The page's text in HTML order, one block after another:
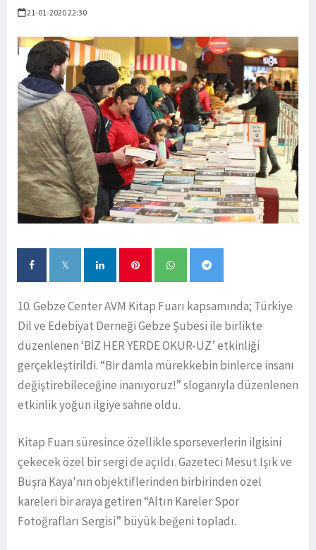
21-01-2020 22:30
10. Gebze Center AVM Kitap Fuarı kapsamında; Türkiye
Dil ve Edebiyat Derneği Gebze Şubesi ile birlikte
düzenlenen ‘BİZ HER YERDE OKUR-UZ’ etkinliği
gerçekleştirildi. “Bir damla mürekkebin binlerce insanı
değiştirebileceğine inanıyoruz!” sloganıyla düzenlenen
etkinlik yoğun ilgiye sahne oldu.
Kitap Fuarı süresince özellikle sporseverlerin ilgisini
çekecek özel bir sergi de açıldı. Gazeteci Mesut Işık ve
Büşra Kaya'nın objektiflerinden birbirinden özel
kareleri bir araya getiren “Altın Kareler Spor
Fotoğrafları Sergisi” büyük beğeni topladı.